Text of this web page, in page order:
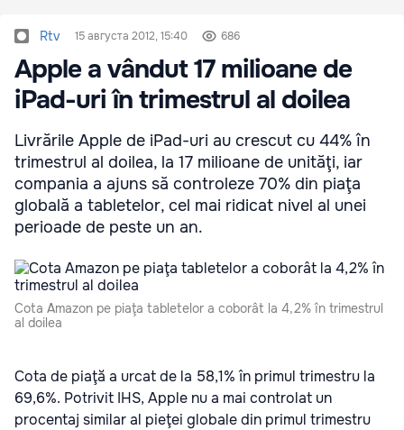
Rtv 15 августа 2012, 15:40 686
Apple a vândut 17 milioane de
iPad-uri în trimestrul al doilea
Livrările Apple de iPad-uri au crescut cu 44% în
trimestrul al doilea, la 17 milioane de unităţi, iar
compania a ajuns să controleze 70% din piaţa
globală a tabletelor, cel mai ridicat nivel al unei
perioade de peste un an.
Cota Amazon pe piaţa tabletelor a coborât la 4,2% în trimestrul
al doilea
Cota de piaţă a urcat de la 58,1% în primul trimestru la
69,6%. Potrivit IHS, Apple nu a mai controlat un
procentaj similar al pieţei globale din primul trimestru